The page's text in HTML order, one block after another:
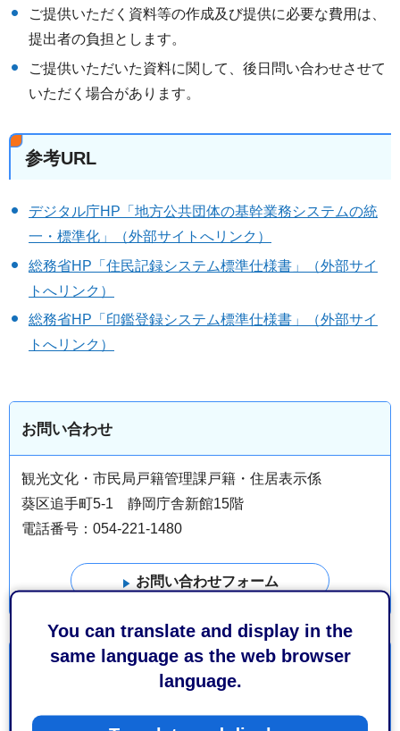
You can translate and display in the
same language as the web browser
language.
ご提供いただく資料等の作成及び提供に必要な費用は、
提出者の負担とします。
ご提供いただいた資料に関して、後日問い合わせさせて
いただく場合があります。
参考URL
デジタル庁HP「地方公共団体の基幹業務システムの統
一・標準化」（外部サイトへリンク）
総務省HP「住民記録システム標準仕様書」（外部サイ
トへリンク）
総務省HP「印鑑登録システム標準仕様書」（外部サイ
トへリンク）
お問い合わせ
観光文化・市民局戸籍管理課戸籍・住居表示係
葵区追手町5-1 静岡庁舎新館15階
電話番号：054-221-1480
より良いウェブサイトにするためにみなさまのご意
見をお聞かせください